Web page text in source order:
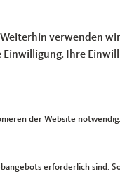
Westfalen
verwenden
Ihre
der Website notwendig.
erforderlich sind.